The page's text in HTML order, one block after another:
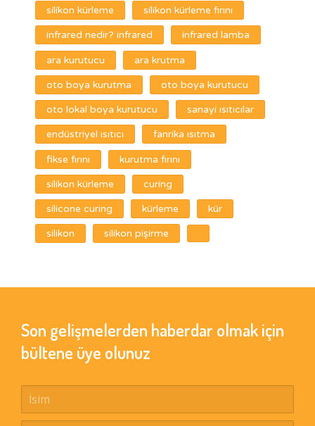
silikon kürleme silikon kürleme fırını
infrared nedir? infrared infrared lamba
ara kurutucu ara krutma
oto boya kurutma oto boya kurutucu
oto lokal boya kurutucu sanayi ısıtıcılar
endüstriyel ısıtıcı fanrika ısıtma
fikse fırını kurutma fırını
silikon kürleme curing
silicone curing kürleme kür
silikon silikon pişirme
Son gelişmelerden haberdar olmak için
bültene üye olunuz